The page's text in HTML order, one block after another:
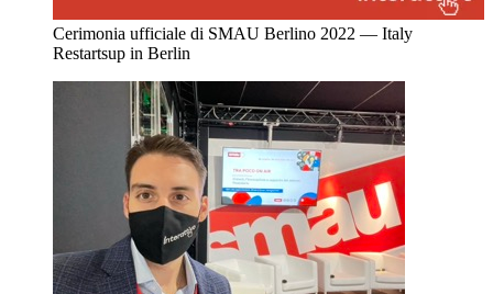
Cerimonia ufficiale di SMAU Berlino 2022 — Italy
Restartsup in Berlin